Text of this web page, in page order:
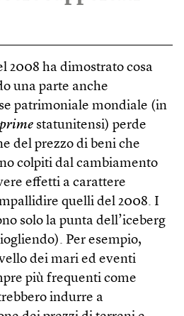
2008 ha dimostrato cosa
una parte anche
patrimoniale mondiale (in
statunitensi) perde
del prezzo di beni che
colpiti dal cambiamento
effetti a carattere
quelli del 2008. I
solo la punta dell’iceberg
Per esempio,
dei mari ed eventi
più frequenti come
indurre a